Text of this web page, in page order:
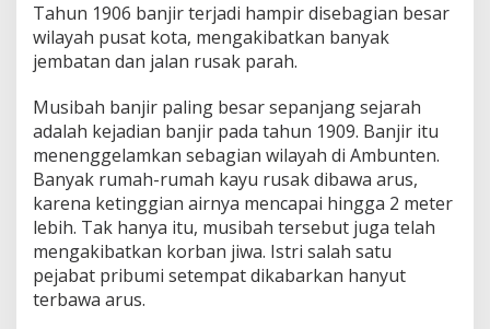
Tahun 1906 banjir terjadi hampir disebagian besar
wilayah pusat kota, mengakibatkan banyak
jembatan dan jalan rusak parah.
Musibah banjir paling besar sepanjang sejarah
adalah kejadian banjir pada tahun 1909. Banjir itu
menenggelamkan sebagian wilayah di Ambunten.
Banyak rumah-rumah kayu rusak dibawa arus,
karena ketinggian airnya mencapai hingga 2 meter
lebih. Tak hanya itu, musibah tersebut juga telah
mengakibatkan korban jiwa. Istri salah satu
pejabat pribumi setempat dikabarkan hanyut
terbawa arus.